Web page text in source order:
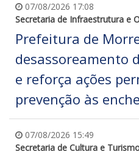
07/08/2026 17:08
Secretaria de Infraestrutura e
Prefeitura de
desassoreamento
e reforça ações
prevenção às
07/08/2026 15:49
Secretaria de Cultura e